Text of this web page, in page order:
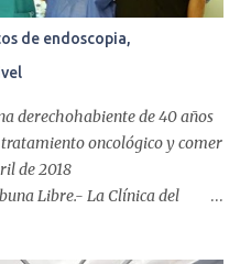
de endoscopia,
derechohabiente de 40 años
oncológico y comer
de 2018
Libre.- La Clínica del